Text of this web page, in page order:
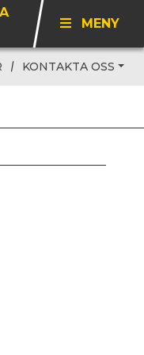
MENY
KONTAKTA OSS